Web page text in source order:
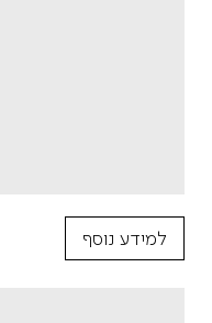
למידע נוסף